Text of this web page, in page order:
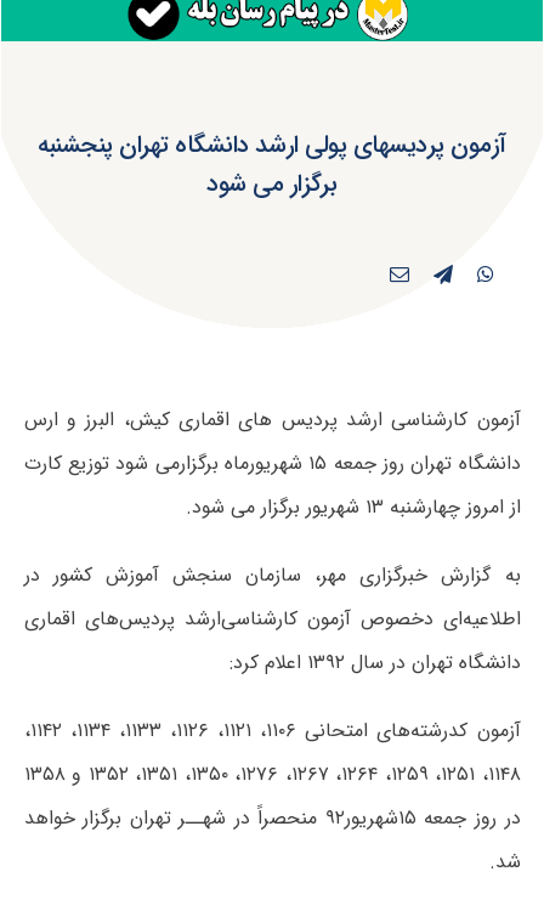
آزمون پردیسهای پولی ارشد دانشگاه تهران پنجشنبه
برگزار می شود
آزمون کارشناسی ارشد پردیس های اقماری کیش، البرز و ارس
دانشگاه تهران روز جمعه ۱۵ شهریورماه برگزارمی شود توزیع کارت
از امروز چهارشنبه ۱۳ شهریور برگزار می شود.
به گزارش خبرگزاری مهر، سازمان سنجش آموزش کشور در
اطلاعیه‌ای دخصوص آزمون کارشناسی‌ارشد پردیس‌های اقماری
دانشگاه تهران در سال ۱۳۹۲ اعلام کرد:
آزمون کدرشته‌های امتحانی ۱۱۰۶، ۱۱۲۱، ۱۱۲۶، ۱۱۳۳، ۱۱۳۴، ۱۱۴۲،
۱۱۴۸، ۱۲۵۱، ۱۲۵۹، ۱۲۶۴، ۱۲۶۷، ۱۲۷۶، ۱۳۵۰، ۱۳۵۱، ۱۳۵۲ و ۱۳۵۸
در روز جمعه ۱۵شهریور۹۲ منحصراً در شهــر تهران برگزار خواهد
شد.